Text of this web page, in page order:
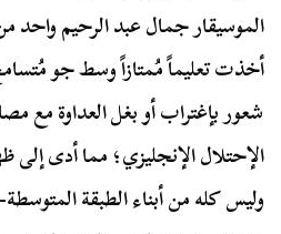
الموسيقار جمال عبد الرحيم واحد
أخذت تعليماً مُمتازاً وسط جو
شعور بإغتراب أو بغل العداوة مع
الإحتلال الإنجليزي؛ مما أدى إلى
وليس كله من أبناء الطبقة